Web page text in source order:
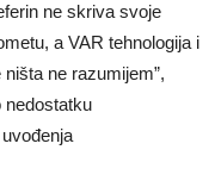
600 dana. Odmah ide na
ligu!
ne skriva svoje
a VAR tehnologija i
ne razumijem”,
nedostatku